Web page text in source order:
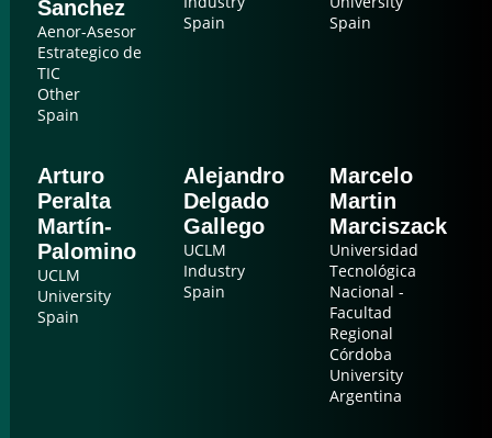
Sanchez
Aenor-Asesor
Estrategico de
TIC
Other
Spain
Spain
Spain
Arturo
Peralta
Martín-
Palomino
UCLM
University
Spain
Alejandro
Delgado
Gallego
UCLM
Industry
Spain
Marcelo
Martin
Marciszack
Universidad
Tecnológica
Nacional -
Facultad
Regional
Córdoba
University
Argentina